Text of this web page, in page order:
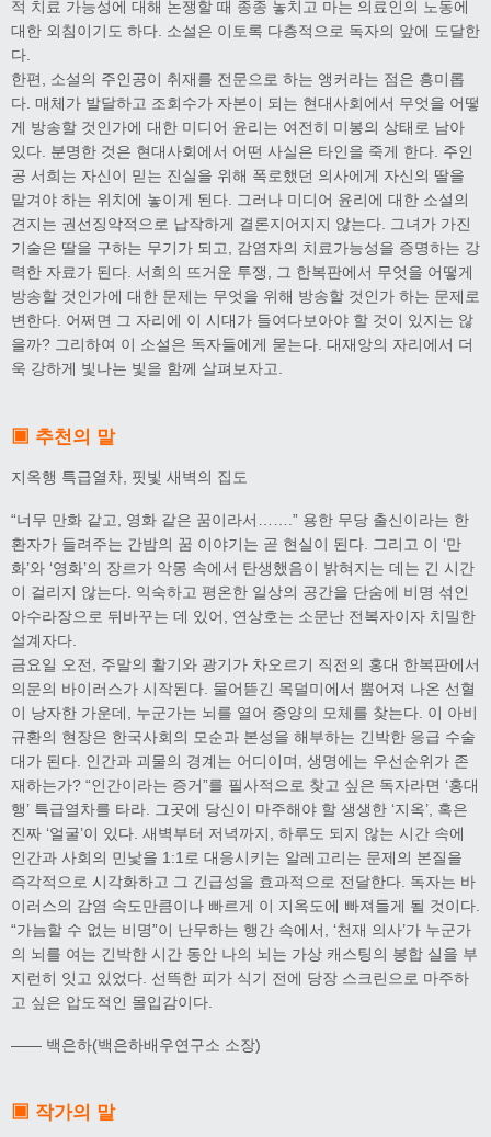
적 치료 가능성에 대해 논쟁할 때 종종 놓치고 마는 의료인의 노동에
대한 외침이기도 하다. 소설은 이토록 다층적으로 독자의 앞에 도달한
다.
한편, 소설의 주인공이 취재를 전문으로 하는 앵커라는 점은 흥미롭
다. 매체가 발달하고 조회수가 자본이 되는 현대사회에서 무엇을 어떻
게 방송할 것인가에 대한 미디어 윤리는 여전히 미봉의 상태로 남아
있다. 분명한 것은 현대사회에서 어떤 사실은 타인을 죽게 한다. 주인
공 서희는 자신이 믿는 진실을 위해 폭로했던 의사에게 자신의 딸을
맡겨야 하는 위치에 놓이게 된다. 그러나 미디어 윤리에 대한 소설의
견지는 권선징악적으로 납작하게 결론지어지지 않는다. 그녀가 가진
기술은 딸을 구하는 무기가 되고, 감염자의 치료가능성을 증명하는 강
력한 자료가 된다. 서희의 뜨거운 투쟁, 그 한복판에서 무엇을 어떻게
방송할 것인가에 대한 문제는 무엇을 위해 방송할 것인가 하는 문제로
변한다. 어쩌면 그 자리에 이 시대가 들여다보아야 할 것이 있지는 않
을까? 그리하여 이 소설은 독자들에게 묻는다. 대재앙의 자리에서 더
욱 강하게 빛나는 빛을 함께 살펴보자고.
▣ 추천의 말
지옥행 특급열차, 핏빛 새벽의 집도
“너무 만화 같고, 영화 같은 꿈이라서…….” 용한 무당 출신이라는 한
환자가 들려주는 간밤의 꿈 이야기는 곧 현실이 된다. 그리고 이 ‘만
화’와 ‘영화’의 장르가 악몽 속에서 탄생했음이 밝혀지는 데는 긴 시간
이 걸리지 않는다. 익숙하고 평온한 일상의 공간을 단숨에 비명 섞인
아수라장으로 뒤바꾸는 데 있어, 연상호는 소문난 전복자이자 치밀한
설계자다.
금요일 오전, 주말의 활기와 광기가 차오르기 직전의 홍대 한복판에서
의문의 바이러스가 시작된다. 물어뜯긴 목덜미에서 뿜어져 나온 선혈
이 낭자한 가운데, 누군가는 뇌를 열어 종양의 모체를 찾는다. 이 아비
규환의 현장은 한국사회의 모순과 본성을 해부하는 긴박한 응급 수술
대가 된다. 인간과 괴물의 경계는 어디이며, 생명에는 우선순위가 존
재하는가? “인간이라는 증거”를 필사적으로 찾고 싶은 독자라면 ‘홍대
행’ 특급열차를 타라. 그곳에 당신이 마주해야 할 생생한 ‘지옥’, 혹은
진짜 ‘얼굴’이 있다. 새벽부터 저녁까지, 하루도 되지 않는 시간 속에
인간과 사회의 민낯을 1:1로 대응시키는 알레고리는 문제의 본질을
즉각적으로 시각화하고 그 긴급성을 효과적으로 전달한다. 독자는 바
이러스의 감염 속도만큼이나 빠르게 이 지옥도에 빠져들게 될 것이다.
“가늠할 수 없는 비명”이 난무하는 행간 속에서, ‘천재 의사’가 누군가
의 뇌를 여는 긴박한 시간 동안 나의 뇌는 가상 캐스팅의 봉합 실을 부
지런히 잇고 있었다. 선뜩한 피가 식기 전에 당장 스크린으로 마주하
고 싶은 압도적인 몰입감이다.
—— 백은하(백은하배우연구소 소장)
▣ 작가의 말